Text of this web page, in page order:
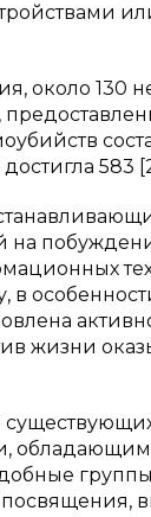
около 130
583
в
жизни